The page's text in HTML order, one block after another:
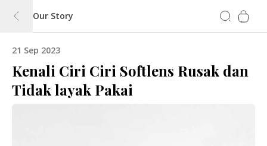
Our Story
21 Sep 2023
Kenali Ciri Ciri Softlens Rusak dan
Tidak layak Pakai